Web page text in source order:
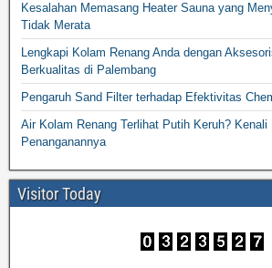
Kesalahan Memasang Heater Sauna yang
Tidak Merata
Lengkapi Kolam Renang Anda dengan
Berkualitas di Palembang
Pengaruh Sand Filter terhadap Efektivitas
Air Kolam Renang Terlihat Putih Keruh? Kenali
Penanganannya
Visitor Today